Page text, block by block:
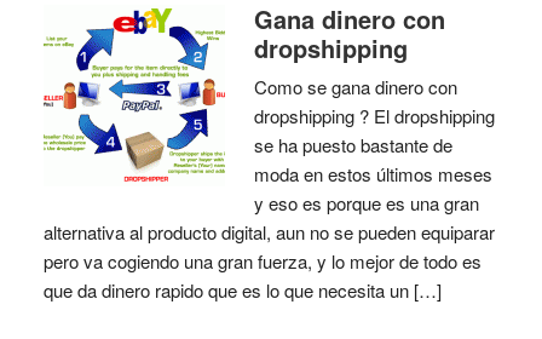
Gana dinero con
dropshipping
Como se gana dinero con
dropshipping ? El dropshipping
se ha puesto bastante de
moda en estos últimos meses
y eso es porque es una gran
alternativa al producto digital, aun no se pueden equiparar
pero va cogiendo una gran fuerza, y lo mejor de todo es
que da dinero rapido que es lo que necesita un […]